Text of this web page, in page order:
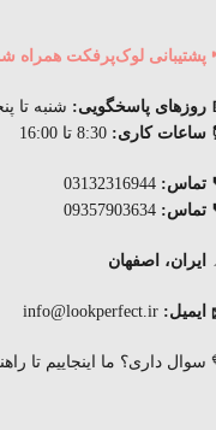
پشتیبانی لوک‌پرفکت همراه
روزهای پاسخگویی: شنبه تا
ساعات کاری:
تماس:
تماس:
ایران، اصفهان
ایمیل:
سوال داری؟ ما اینجاییم تا